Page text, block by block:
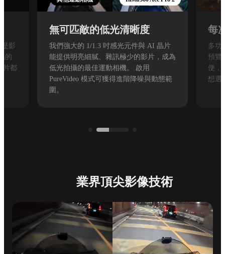
影
的
片都
無可匹敵的低光清晰度
我們強大的 1/1.3 吋感光元件與 AI 晶片
能提供明亮細膩、雜訊極少的影片，成為
低光拍攝的最佳運動相機。 啟用
PureVideo 模式可獲得進階降噪與動態範
圍。
每
多功
預覽
便，
想選
業界頂尖影像技術